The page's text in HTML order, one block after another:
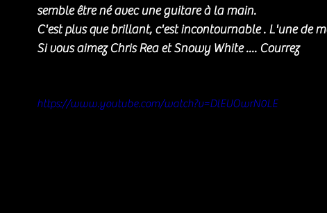
semble être né avec une guitare à la main.
C'est plus que brillant, c'est incontournable . L'une de
Si vous aimez Chris Rea et Snowy White .... Courrez
https://www.youtube.com/watch?v=DlEUOwrN0LE